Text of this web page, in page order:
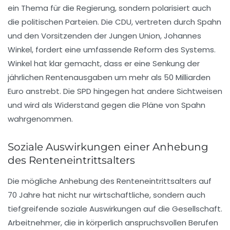
ein Thema für die Regierung, sondern polarisiert auch
die politischen Parteien. Die CDU, vertreten durch Spahn
und den Vorsitzenden der Jungen Union, Johannes
Winkel, fordert eine umfassende Reform des Systems.
Winkel hat klar gemacht, dass er eine Senkung der
jährlichen Rentenausgaben um mehr als 50 Milliarden
Euro anstrebt. Die SPD hingegen hat andere Sichtweisen
und wird als Widerstand gegen die Pläne von Spahn
wahrgenommen.
Soziale Auswirkungen einer Anhebung
des Renteneintrittsalters
Die mögliche Anhebung des Renteneintrittsalters auf
70 Jahre hat nicht nur wirtschaftliche, sondern auch
tiefgreifende soziale Auswirkungen auf die Gesellschaft.
Arbeitnehmer, die in körperlich anspruchsvollen Berufen